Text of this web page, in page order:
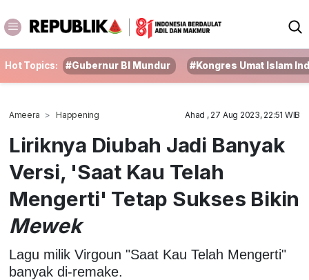
Hot Topics: #Gubernur BI Mundur #Kongres Umat Islam
Ameera Happening Ahad , 27 Aug 2023, 22:51 WIB
Liriknya Diubah Jadi Banyak
Versi, 'Saat Kau Telah
Mengerti' Tetap Sukses Bikin
Mewek
Lagu milik Virgoun "Saat Kau Telah Mengerti"
banyak di-remake.